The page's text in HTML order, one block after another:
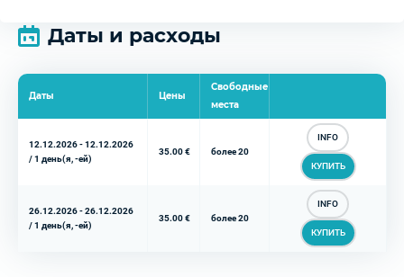
Даты и расходы
Даты Цены
Свободные
места
12.12.2026 - 12.12.2026
/ 1 день(я, -ей)
35.00 € более 20
INFO
КУПИТЬ
26.12.2026 - 26.12.2026
/ 1 день(я, -ей)
35.00 € более 20
INFO
КУПИТЬ